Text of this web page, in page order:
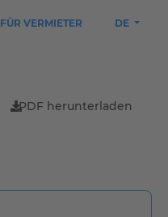
FÜR VERMIETER DE
PDF herunterladen